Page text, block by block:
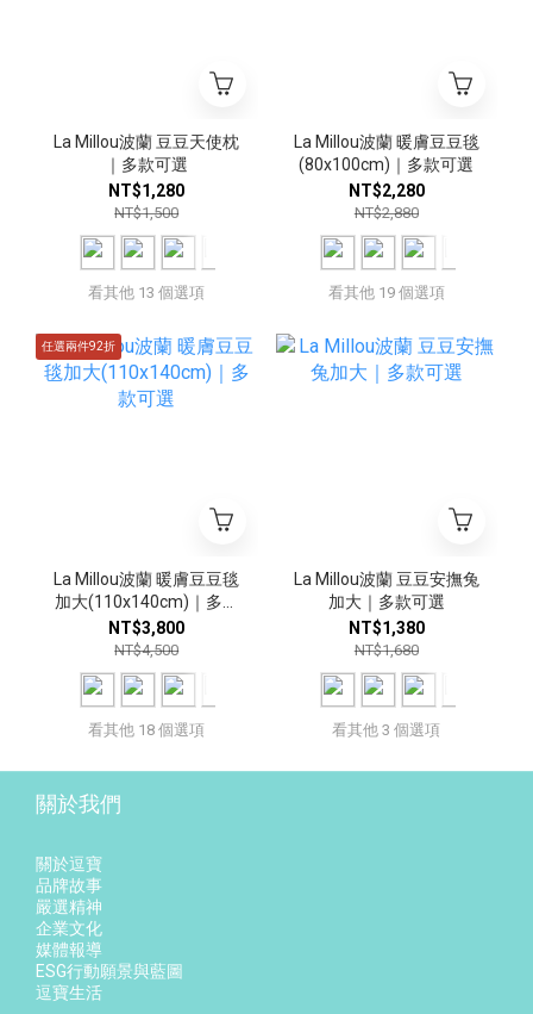
La Millou波蘭 豆豆天使枕
｜多款可選
NT$1,280
NT$1,500
看其他 13 個選項
La Millou波蘭 暖膚豆豆毯
(80x100cm)｜多款可選
NT$2,280
NT$2,880
看其他 19 個選項
任選兩件92折
La Millou波蘭 暖膚豆豆毯
加大(110x140cm)｜多款
可選
NT$3,800
NT$4,500
看其他 18 個選項
La Millou波蘭 豆豆安撫兔
加大｜多款可選
NT$1,380
NT$1,680
看其他 3 個選項
關於我們
關於逗寶
品牌故事
嚴選精神
企業文化
媒體報導
ESG行動願景與藍圖
逗寶生活